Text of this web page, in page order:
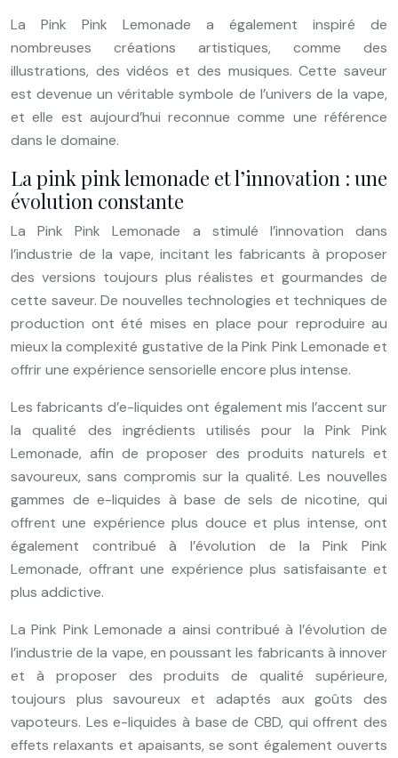
La Pink Pink Lemonade a également inspiré de
nombreuses créations artistiques, comme des
illustrations, des vidéos et des musiques. Cette saveur
est devenue un véritable symbole de l’univers de la vape,
et elle est aujourd’hui reconnue comme une référence
dans le domaine.
La pink pink lemonade et l’innovation : une
évolution constante
La Pink Pink Lemonade a stimulé l’innovation dans
l’industrie de la vape, incitant les fabricants à proposer
des versions toujours plus réalistes et gourmandes de
cette saveur. De nouvelles technologies et techniques de
production ont été mises en place pour reproduire au
mieux la complexité gustative de la Pink Pink Lemonade et
offrir une expérience sensorielle encore plus intense.
Les fabricants d’e-liquides ont également mis l’accent sur
la qualité des ingrédients utilisés pour la Pink Pink
Lemonade, afin de proposer des produits naturels et
savoureux, sans compromis sur la qualité. Les nouvelles
gammes de e-liquides à base de sels de nicotine, qui
offrent une expérience plus douce et plus intense, ont
également contribué à l’évolution de la Pink Pink
Lemonade, offrant une expérience plus satisfaisante et
plus addictive.
La Pink Pink Lemonade a ainsi contribué à l’évolution de
l’industrie de la vape, en poussant les fabricants à innover
et à proposer des produits de qualité supérieure,
toujours plus savoureux et adaptés aux goûts des
vapoteurs. Les e-liquides à base de CBD, qui offrent des
effets relaxants et apaisants, se sont également ouverts